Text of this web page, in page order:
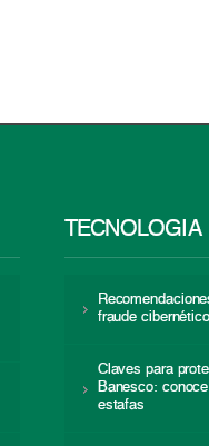
TECNOLOGÍA
fraude cibernético
Claves para
Banesco:
estafas